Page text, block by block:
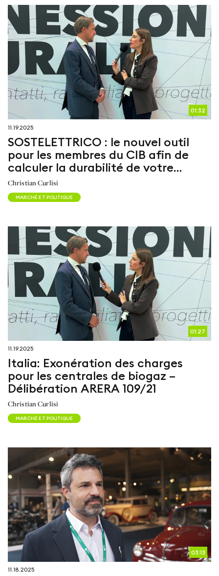
01:32
11.19.2025
SOSTELETTRICO : le nouvel outil
pour les membres du CIB afin de
calculer la durabilité de votre
installation de biogaz
Christian Curlisi
MARCHÉ ET POLITIQUE
01:27
11.19.2025
Italia: Exonération des charges
pour les centrales de biogaz –
Délibération ARERA 109/21
Christian Curlisi
MARCHÉ ET POLITIQUE
03:13
11.18.2025